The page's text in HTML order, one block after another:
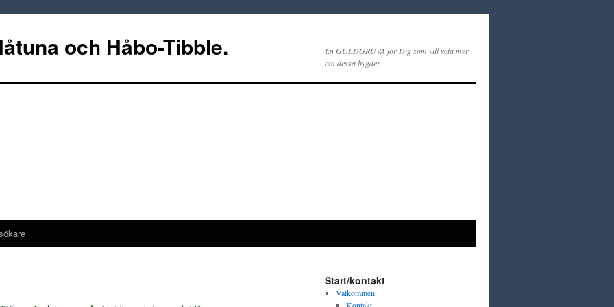
och Håbo-Tibble.
En GULDGRUVA för Dig som vill veta mer
om dessa bygder.
Start/kontakt
Välkommen